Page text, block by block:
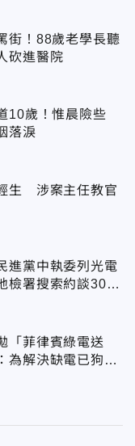
街！88歲老學長聽
砍進醫院
10歲！惟晨險些
落淚
生 涉案主任教官
進黨中執委列光電
署搜索約談30萬
「菲律賓綠電送
解決缺電已狗急